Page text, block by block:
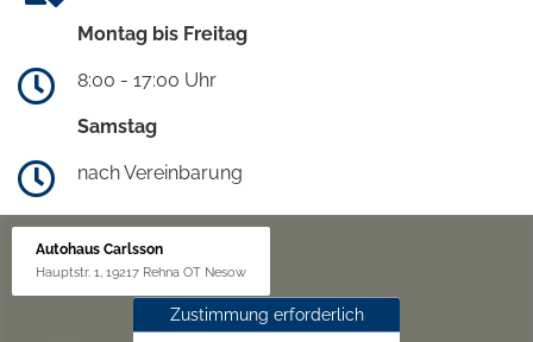
Montag bis Freitag
8:00 - 17:00 Uhr
Samstag
nach Vereinbarung
Autohaus Carlsson
Hauptstr. 1, 19217 Rehna OT Nesow
Zustimmung erforderlich